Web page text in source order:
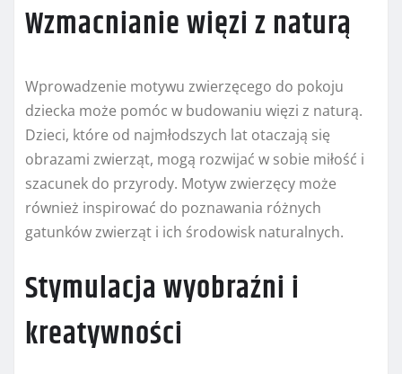
Wzmacnianie więzi z naturą
Wprowadzenie motywu zwierzęcego do pokoju
dziecka może pomóc w budowaniu więzi z naturą.
Dzieci, które od najmłodszych lat otaczają się
obrazami zwierząt, mogą rozwijać w sobie miłość i
szacunek do przyrody. Motyw zwierzęcy może
również inspirować do poznawania różnych
gatunków zwierząt i ich środowisk naturalnych.
Stymulacja wyobraźni i
kreatywności